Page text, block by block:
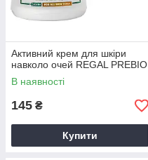
Активний крем для шкіри
навколо очей REGAL PREBIO
В наявності
145 ₴
Купити